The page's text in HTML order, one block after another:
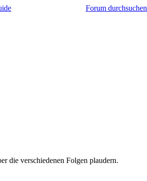
Forum durchsuchen
die verschiedenen Folgen plaudern.